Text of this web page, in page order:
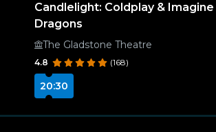
Candlelight: Coldplay & Imagine
Dragons
The Gladstone Theatre
4.8 (168)
20:30